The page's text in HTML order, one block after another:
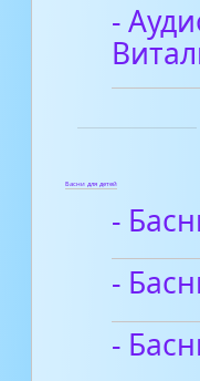
-
Басни для детей
-
-
-